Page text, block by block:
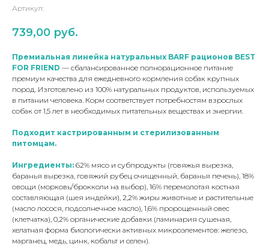
Артикул:
739,00 руб.
Премиальная линейка натуральных BARF рационов BEST
FOR FRIEND — сбалансированное полнорационное питание
премиум качества для ежедневного кормления собак крупных
пород. Изготовлено из 100% натуральных продуктов, используемых
в питании человека. Корм соответствует потребностям взрослых
собак от 1,5 лет в необходимых питательных веществах и энергии.
Подходит кастрированным и стерилизованным
питомцам.
Ингредиенты: 62% мясо и субпродукты (говяжья вырезка,
баранья вырезка, говяжий рубец очищенный, баранья печень), 18%
овощи (морковь/брокколи на выбор), 16% перемолотая костная
составляющая (шея индейки), 2,2% жиры животные и растительные
(масло лосося, подсолнечное масло), 1,6% пророщенный овес
(клетчатка), 0,2% органические добавки (ламинария сушеная,
хелатная форма биологически активных микроэлементов: железо,
марганец, медь, цинк, кобальт и селен).